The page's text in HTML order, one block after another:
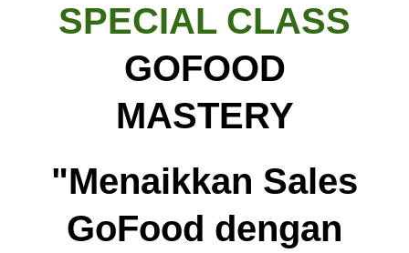
SPECIAL CLASS
GOFOOD
MASTERY
"Menaikkan Sales
GoFood dengan